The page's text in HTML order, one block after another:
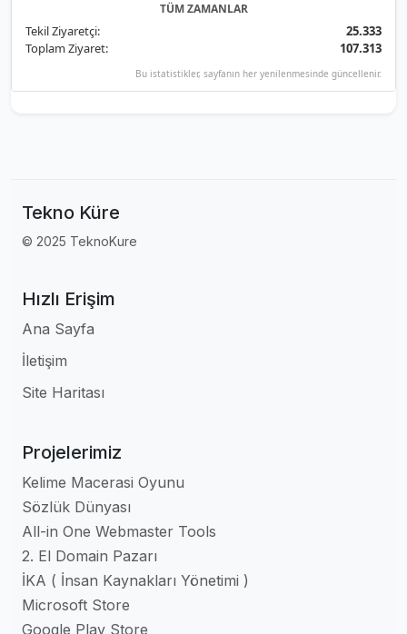
TÜM ZAMANLAR
Tekil Ziyaretçi:
25.333
Toplam Ziyaret:
107.313
Bu istatistikler, sayfanın her yenilenmesinde güncellenir.
Tekno Küre
© 2025 TeknoKure
Hızlı Erişim
Ana Sayfa
İletişim
Site Haritası
Projelerimiz
Kelime Macerasi Oyunu
Sözlük Dünyası
All-in One Webmaster Tools
2. El Domain Pazarı
İKA ( İnsan Kaynakları Yönetimi )
Microsoft Store
Google Play Store